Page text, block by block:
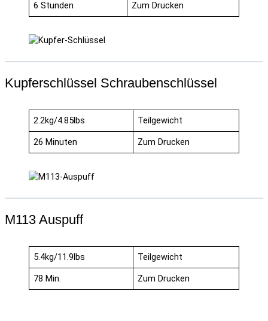
6 Stunden Zum Drucken
Kupferschlüssel Schraubenschlüssel
2.2kg/4.85lbs Teilgewicht
26 Minuten Zum Drucken
M113 Auspuff
5.4kg/11.9lbs Teilgewicht
78 Min. Zum Drucken